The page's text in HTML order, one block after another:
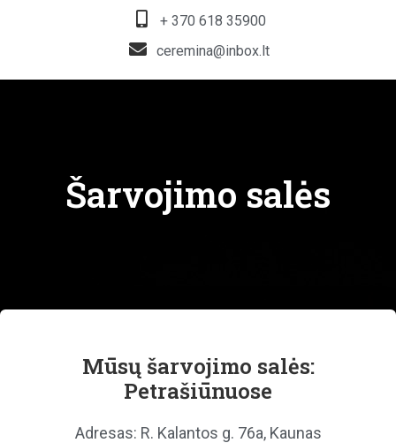
+ 370 618 35900
ceremina@inbox.lt
Šarvojimo salės
Mūsų šarvojimo salės:
Petrašiūnuose
Adresas: R. Kalantos g. 76a, Kaunas